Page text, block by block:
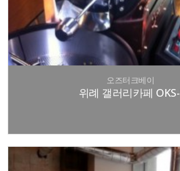
오즈터크베이
위례 갤러리카페